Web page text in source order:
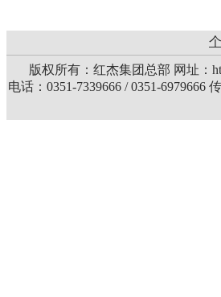
版权所有：红杰集团总部 网址：
电话：0351-7339666 / 0351-6979666